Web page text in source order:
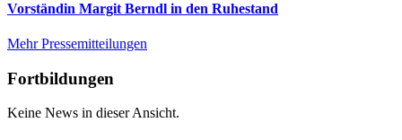
Vorständin Margit Berndl in den Ruhestand
Mehr Pressemitteilungen
Fortbildungen
Keine News in dieser Ansicht.